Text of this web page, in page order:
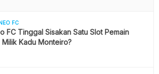
FC
FC Tinggal Sisakan Satu Slot Pemain
Milik Kadu Monteiro?